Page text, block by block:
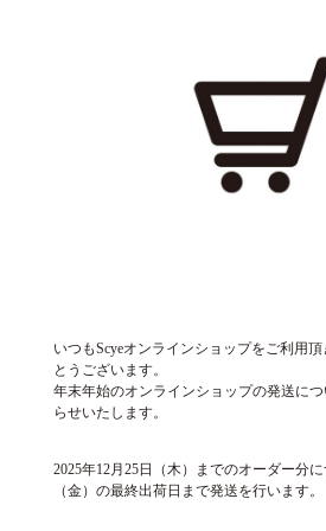
いつもScyeオンラインショップをご利用
とうございます。
年末年始のオンラインショップの発送に
らせいたします。
2025年12月25日（木）までのオーダー分
（金）の最終出荷日まで発送を行います。